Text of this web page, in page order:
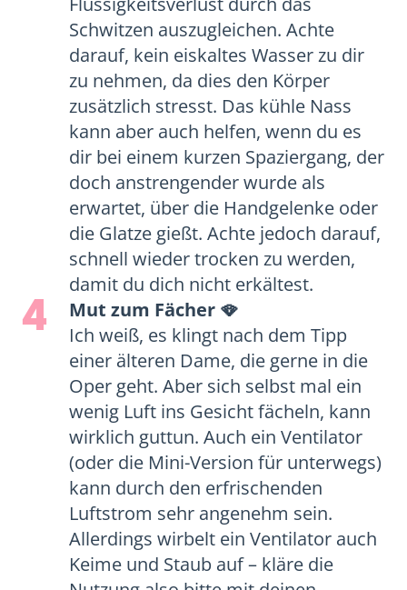
Schwitzen auszugleichen. Achte
darauf, kein eiskaltes Wasser zu dir
zu nehmen, da dies den Körper
zusätzlich stresst. Das kühle Nass
kann aber auch helfen, wenn du es
dir bei einem kurzen Spaziergang, der
doch anstrengender wurde als
erwartet, über die Handgelenke oder
die Glatze gießt. Achte jedoch darauf,
schnell wieder trocken zu werden,
damit du dich nicht erkältest.
4
Mut zum Fächer 🪭
Ich weiß, es klingt nach dem Tipp
einer älteren Dame, die gerne in die
Oper geht. Aber sich selbst mal ein
wenig Luft ins Gesicht fächeln, kann
wirklich guttun. Auch ein Ventilator
(oder die Mini-Version für unterwegs)
kann durch den erfrischenden
Luftstrom sehr angenehm sein.
Allerdings wirbelt ein Ventilator auch
Keime und Staub auf – kläre die